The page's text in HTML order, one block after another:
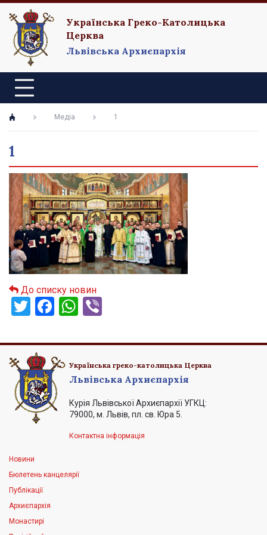
Українська Греко-Католицька
Церква
Львівська Архиєпархія
Медіа 1
1
До списку новин
Twitter
Facebook
WhatsApp
Українська греко-католицька Церква
Львівська Архиєпархія
Курія Львівської Архиєпархії УГКЦ:
79000, м. Львів, пл. св. Юра 5.
Контактна інформація
Новини
Бюлетень канцелярії
Публікації
Архиєпархія
Монастирі